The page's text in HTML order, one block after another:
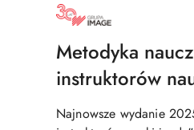
NAZWA
PRODUCENTA:
IMAGE
Metodyka
instruktorów
Najnowsze wydanie